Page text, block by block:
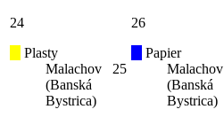
24
Plasty
Malachov
(Banská
Bystrica)
25
26
Papier
Malachov
(Banská
Bystrica)